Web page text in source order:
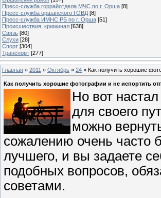
Пресс-служба горрайотдела МЧС по г. Орша [8]
Пресс-служба оршанского ГОВД [8]
Пресс-служба ИМНС РБ по г. Орша [51]
Проиcшествия, криминал [638]
Связь [80]
Слухи [28]
Спорт [304]
Транспорт [277]
Главная » 2011 » Октябрь » 24 » Как получить хорошие
Как получить хорошие фотографии и не испортить
Но вот
для своего
можно
сожалению очень часто
лучшего, и вы задаете
подобных вопросов,
советами.